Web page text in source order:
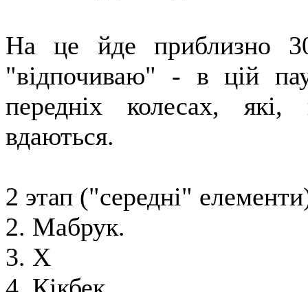
На це йде приблизно
"відпочиваю" - в цій
передніх колесах,
вдаються.
2 этап ("середні"
2. Мабрук.
3. Х